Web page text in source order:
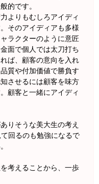
的です。
よりもむしろアイディ
そのアイディアも多様
ラクターのように意匠
面で個人では太刀打ち
ば、顧客の意向を入れ
質や付加価値で勝負す
させるには顧客を味方
顧客と一緒にアイディ
りそうな美大生の考え
回るのも勉強になるで
考えることから、一歩